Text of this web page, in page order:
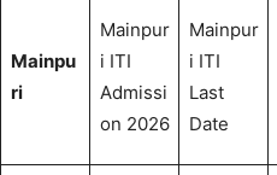
Mainpu
ri
Mainpur
i ITI
Admissi
on 2026
Mainpur
i ITI
Last
Date